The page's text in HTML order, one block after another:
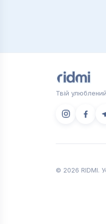
Твій
© 2026 RIDMI.